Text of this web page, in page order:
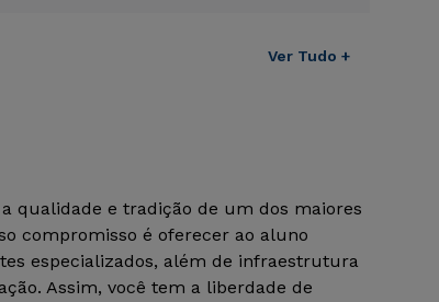
Ver Tudo +
qualidade e tradição de um dos maiores
compromisso é oferecer ao aluno
especializados, além de infraestrutura
Assim, você tem a liberdade de
Rápido e fácil
WhatsApp
Rápido e fácil
WhatsApp